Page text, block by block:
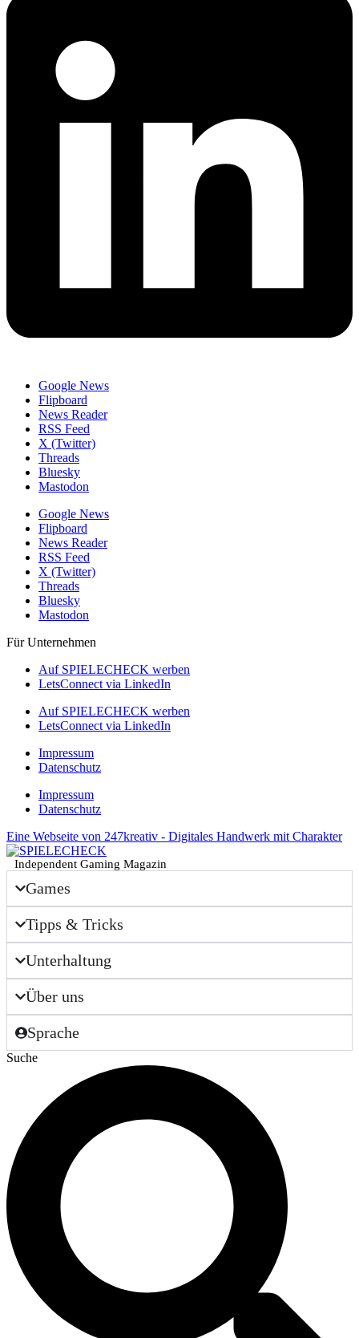
Google News
Flipboard
News Reader
RSS Feed
X (Twitter)
Threads
Bluesky
Mastodon
Google News
Flipboard
News Reader
RSS Feed
X (Twitter)
Threads
Bluesky
Mastodon
Für Unternehmen
Auf SPIELECHECK werben
LetsConnect via LinkedIn
Auf SPIELECHECK werben
LetsConnect via LinkedIn
Impressum
Datenschutz
Impressum
Datenschutz
Eine Webseite von 247kreativ - Digitales Handwerk mit Charakter
Independent Gaming Magazin
Games
Tipps & Tricks
Unterhaltung
Über uns
Sprache
Suche